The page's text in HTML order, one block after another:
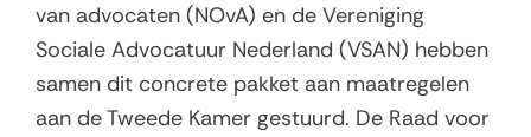
van advocaten (NOvA) en de Vereniging
Sociale Advocatuur Nederland (VSAN) hebben
samen dit concrete pakket aan maatregelen
aan de Tweede Kamer gestuurd. De Raad voor